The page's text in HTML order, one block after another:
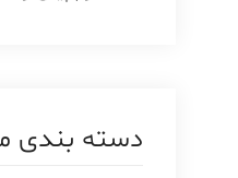
دسته بندی